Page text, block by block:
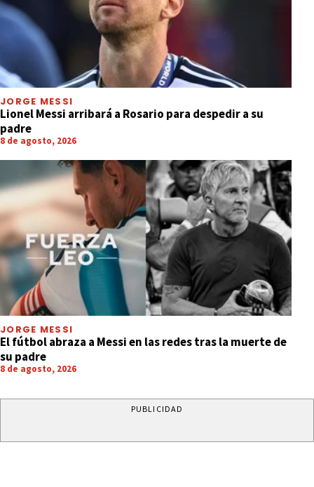
JORGE MESSI
Lionel Messi arribará a Rosario para despedir a su
padre
8 de agosto, 2026
JORGE MESSI
El fútbol abraza a Messi en las redes tras la muerte de
su padre
8 de agosto, 2026
PUBLICIDAD